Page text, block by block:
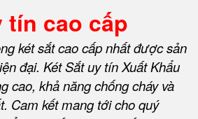
tín cao cấp
két sắt cao cấp nhất được sản
đại. Két Sắt uy tín Xuất Khẩu
cao, khả năng chống cháy và
Cam kết mang tới cho quý